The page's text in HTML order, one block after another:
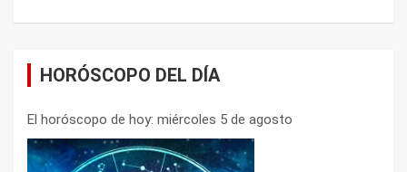
HORÓSCOPO DEL DÍA
El horóscopo de hoy: miércoles 5 de agosto